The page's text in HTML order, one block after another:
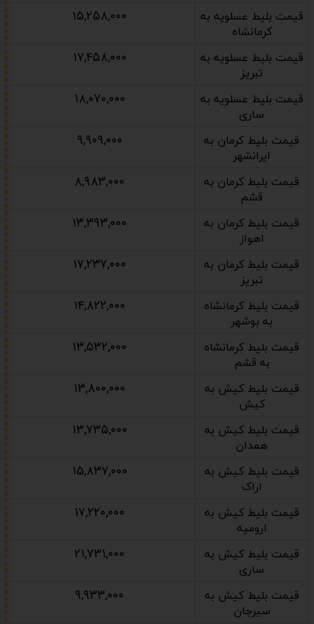
قیمت بلیط عسلویه به
کرمانشاه
۱۵,۲۵۸,۰۰۰
قیمت بلیط عسلویه به
تبریز
۱۷,۴۵۸,۰۰۰
قیمت بلیط عسلویه به
ساری
۱۸,۰۷۰,۰۰۰
قیمت بلیط کرمان به
ایرانشهر
۹,۹۰۹,۰۰۰
قیمت بلیط کرمان به
قشم
۸,۹۸۳,۰۰۰
قیمت بلیط کرمان به
اهواز
۱۳,۳۹۳,۰۰۰
قیمت بلیط کرمان به
تبریز
۱۷,۲۳۷,۰۰۰
قیمت بلیط کرمانشاه
به بوشهر
۱۴,۸۲۲,۰۰۰
قیمت بلیط کرمانشاه
به قشم
۱۳,۵۳۲,۰۰۰
قیمت بلیط کیش به
کیش
۱۳,۸۰۰,۰۰۰
قیمت بلیط کیش به
همدان
۱۳,۷۳۵,۰۰۰
قیمت بلیط کیش به
اراک
۱۵,۸۳۷,۰۰۰
قیمت بلیط کیش به
ارومیه
۱۷,۲۲۰,۰۰۰
قیمت بلیط کیش به
ساری
۲۱,۷۳۱,۰۰۰
قیمت بلیط کیش به
سیرجان
۹,۹۳۳,۰۰۰